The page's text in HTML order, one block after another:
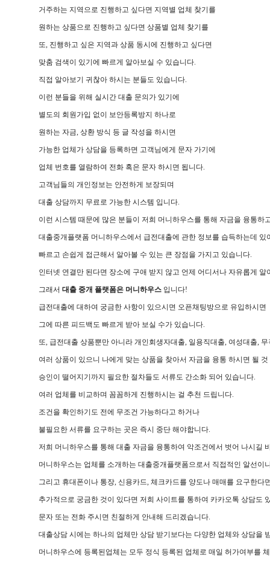
거주하는 지역으로 진행하고 싶다면 지역별 업체 찾기를
원하는 상품으로 진행하고 싶다면 상품별 업체 찾기를
또, 진행하고 싶은 지역과 상품 동시에 진행하고 싶다면
맞춤 검색이 있기에 빠르게 알아보실 수 있습니다.
직접 알아보기 귀찮아 하시는 분들도 있습니다.
이런 분들을 위해 실시간 대출 문의가 있기에
별도의 회원가입 없이 보안등록방지 하나로
원하는 자금, 상환 방식 등 글 작성을 하시면
가능한 업체가 상담을 등록하면 고객님에게 문자 가기에
업체 번호를 열람하여 전화 혹은 문자 하시면 됩니다.
고객님들의 개인정보는 안전하게 보장되며
대출 상담까지 무료로 가능한 시스템 입니다.
이런 시스템 때문에 많은 분들이 저희 머니하우스를 통해 자금을 융통하
대출중개플랫폼 머니하우스에서 급전대출에 관한 정보를 습득하는데 있
빠르고 손쉽게 접근해서 알아볼 수 있는 큰 장점을 가지고 있습니다.
인터넷 연결만 된다면 장소에 구애 받지 않고 언제 어디서나 자유롭게 알
그래서 대출 중개 플랫폼은 머니하우스입니다!
급전대출에 대하여 궁금한 사항이 있으시면 오픈채팅방으로 유입하시면
그에 따른 피드백도 빠르게 받아 보실 수가 있습니다.
또, 급전대출 상품뿐만 아니라 개인회생자대출, 일용직대출, 여성대출,
여러 상품이 있으니 나에게 맞는 상품을 찾아서 자금을 융통 하시면 될 것
승인이 떨어지기까지 필요한 절차들도 서류도 간소화 되어 있습니다.
여러 업체를 비교하며 꼼꼼하게 진행하시는 걸 추천 드립니다.
조건을 확인하기도 전에 무조건 가능하다고 하거나
불필요한 서류를 요구하는 곳은 즉시 중단 해야합니다.
저희 머니하우스를 통해 대출 자금을 융통하여 악조건에서 벗어 나시길
머니하우스는 업체를 소개하는 대출중개플랫폼으로서 직접적인 알선이
그리고 휴대폰이나 통장, 신용카드, 체크카드를 양도나 매매를 요구한다
추가적으로 궁금한 것이 있다면 저희 사이트를 통하여 카카오톡 상담도
문자 또는 전화 주시면 친절하게 안내해 드리겠습니다.
대출상담 시에는 하나의 업체만 상담 받기보다는 다양한 업체와 상담을
머니하우스에 등록된업체는 모두 정식 등록된 업체로 매일 허가여부를